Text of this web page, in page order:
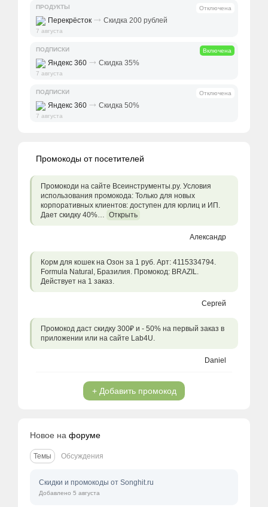
ПРОДУКТЫ Отключена
Перекрёсток ⤑ Скидка 200 рублей
7 августа
ПОДПИСКИ Включена
Яндекс 360 ⤑ Скидка 35%
7 августа
ПОДПИСКИ Отключена
Яндекс 360 ⤑ Скидка 50%
7 августа
Промокоды от посетителей
Промокоди на сайте Всеинструменты.ру. Условия
использования промокода: Только для новых
корпоративных клиентов: доступен для юрлиц и ИП.
Дает скидку 40%… Открыть
Александр
Корм для кошек на Озон за 1 руб. Арт: 4115334794.
Formula Natural, Бразилия. Промокод: BRAZIL.
Действует на 1 заказ.
Сергей
Промокод даст скидку 300₽ и - 50% на первый заказ в
приложении или на сайте Lab4U.
Daniel
+ Добавить промокод
Новое на форуме
Темы Обсуждения
Скидки и промокоды от Songhit.ru
Добавлено 5 августа